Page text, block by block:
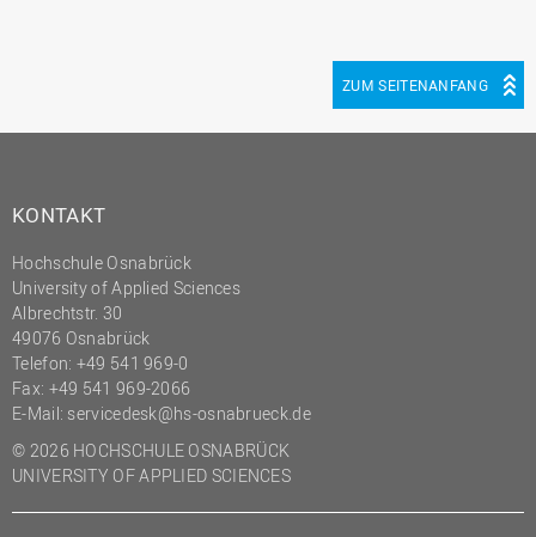
ZUM SEITENANFANG
KONTAKT
Hochschule Osnabrück
University of Applied Sciences
Albrechtstr. 30
49076 Osnabrück
Telefon: +49 541 969-0
Fax: +49 541 969-2066
E-Mail: servicedesk@hs-osnabrueck.de
© 2026 HOCHSCHULE OSNABRÜCK
UNIVERSITY OF APPLIED SCIENCES